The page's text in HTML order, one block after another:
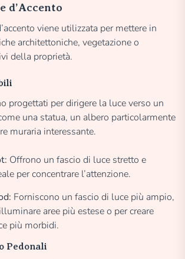
d’Accento
viene utilizzata per mettere in
architettoniche, vegetazione o
della proprietà.
progettati per dirigere la luce verso un
una statua, un albero particolarmente
muraria interessante.
Offrono un fascio di luce stretto e
per concentrare l’attenzione.
Forniscono un fascio di luce più ampio,
aree più estese o per creare
più morbidi.
Pedonali